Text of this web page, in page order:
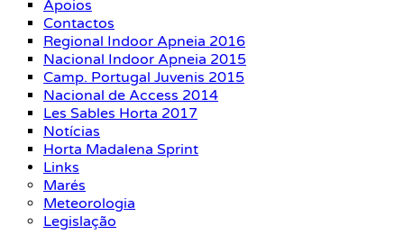
Apoios
Contactos
Regional Indoor Apneia 2016
Nacional Indoor Apneia 2015
Camp. Portugal Juvenis 2015
Nacional de Access 2014
Les Sables Horta 2017
Notícias
Horta Madalena Sprint
Links
Marés
Meteorologia
Legislação